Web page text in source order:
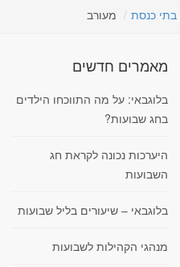
בתי כנסת מעורב
מאמרים חדשים
בלוגבאי: על מה התווכחו הילדים
בחג שבועות?
היערכות נכונה לקראת חג
השבועות
בלוגבאי – שיעורים בליל שבועות
מנהגי הקהילות לשבועות